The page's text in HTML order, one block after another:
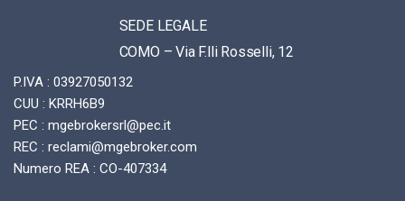
SEDE LEGALE
COMO – Via F.lli Rosselli, 12
P.IVA : 03927050132
CUU : KRRH6B9
PEC : mgebrokersrl@pec.it
REC : reclami@mgebroker.com
Numero REA : CO-407334